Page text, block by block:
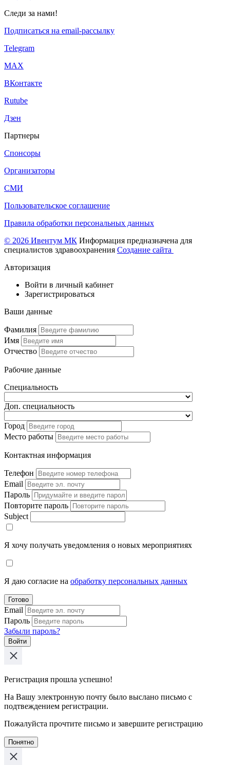
Следи за нами!
Подписаться на email-рассылку
Telegram
МАХ
ВКонтакте
Rutube
Дзен
Партнеры
Спонсоры
Организаторы
СМИ
Пользовательское соглашение
Правила обработки персональных данных
© 2026 Ивентум МК Информация предназначена для
специалистов здравоохранения Создание сайта
Авторизация
Войти в личный кабинет
Зарегистрироваться
Ваши данные
Фамилия
Имя
Отчество
Рабочие данные
Специальность
Доп. специальность
Город
Место работы
Контактная информация
Телефон
Email
Пароль
Повторите пароль
Subject
Я хочу получать уведомления о новых мероприятиях
Я даю согласие на обработку персональных данных
Готово
Email
Пароль
Забыли пароль?
Войти
Регистрация прошла успешно!
На Вашу электронную почту было выслано письмо с
подтвеждением регистрации.
Пожалуйста прочтите письмо и завершите регистрацию
Понятно